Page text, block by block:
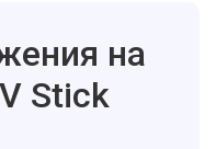
на
Stick